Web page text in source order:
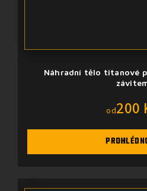
Náhradní tělo titanové
od200